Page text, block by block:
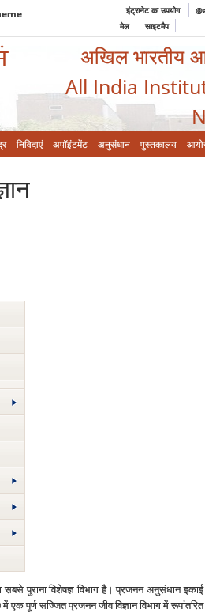
इंट्रानेट का उपयोग
मेल
साइटमैप
अखिल भारतीय
All India
निविदाएं अपॉइंटमेंट अनुसंधान पुस्तकालय
सबसे पुराना विशेषज्ञ विभाग है। प्रजनन अनुसंधान
पूर्ण सज्जित प्रजनन जीव विज्ञान विभाग में